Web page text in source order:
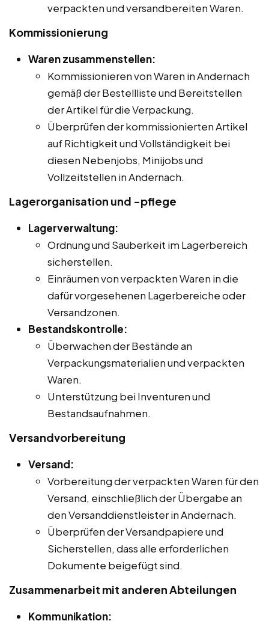
verpackten und versandbereiten Waren.
Kommissionierung
Waren zusammenstellen:
Kommissionieren von Waren in Andernach
gemäß der Bestellliste und Bereitstellen
der Artikel für die Verpackung.
Überprüfen der kommissionierten Artikel
auf Richtigkeit und Vollständigkeit bei
diesen Nebenjobs, Minijobs und
Vollzeitstellen in Andernach.
Lagerorganisation und -pflege
Lagerverwaltung:
Ordnung und Sauberkeit im Lagerbereich
sicherstellen.
Einräumen von verpackten Waren in die
dafür vorgesehenen Lagerbereiche oder
Versandzonen.
Bestandskontrolle:
Überwachen der Bestände an
Verpackungsmaterialien und verpackten
Waren.
Unterstützung bei Inventuren und
Bestandsaufnahmen.
Versandvorbereitung
Versand:
Vorbereitung der verpackten Waren für den
Versand, einschließlich der Übergabe an
den Versanddienstleister in Andernach.
Überprüfen der Versandpapiere und
Sicherstellen, dass alle erforderlichen
Dokumente beigefügt sind.
Zusammenarbeit mit anderen Abteilungen
Kommunikation: